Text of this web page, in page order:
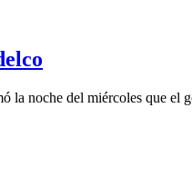
la noche del miércoles que el